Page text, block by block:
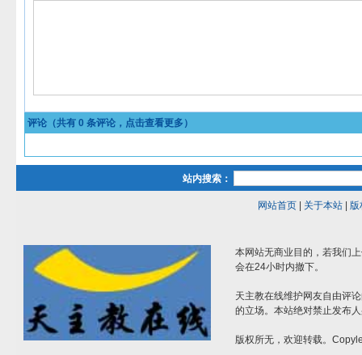
评论（共有 0 条评论，点击查看更多）
站内搜索：
网站首页| 关于本站| 版
本网站无商业目的，若我们
会在24小时内撤下。
天主教在线维护网友自由评
的立场。本站绝对禁止发布
版权所无，欢迎转载。